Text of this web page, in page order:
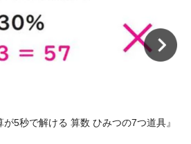
が5秒で解ける 算数 ひみつの7つ道具』